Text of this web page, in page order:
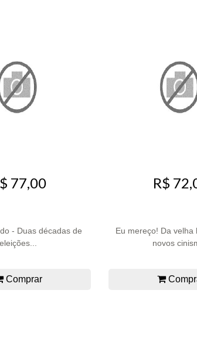
77,00
- Duas décadas de
eleições...
Comprar
R$
Eu mereço! Da velha
novos